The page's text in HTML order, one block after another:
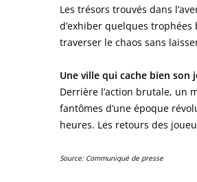
Les trésors trouvés dans
d’exhiber quelques
traverser le chaos sans
Une ville qui cache bien son
Derrière l’action brutale, un
fantômes d’une époque
heures. Les retours des
Source: Communiqué de presse